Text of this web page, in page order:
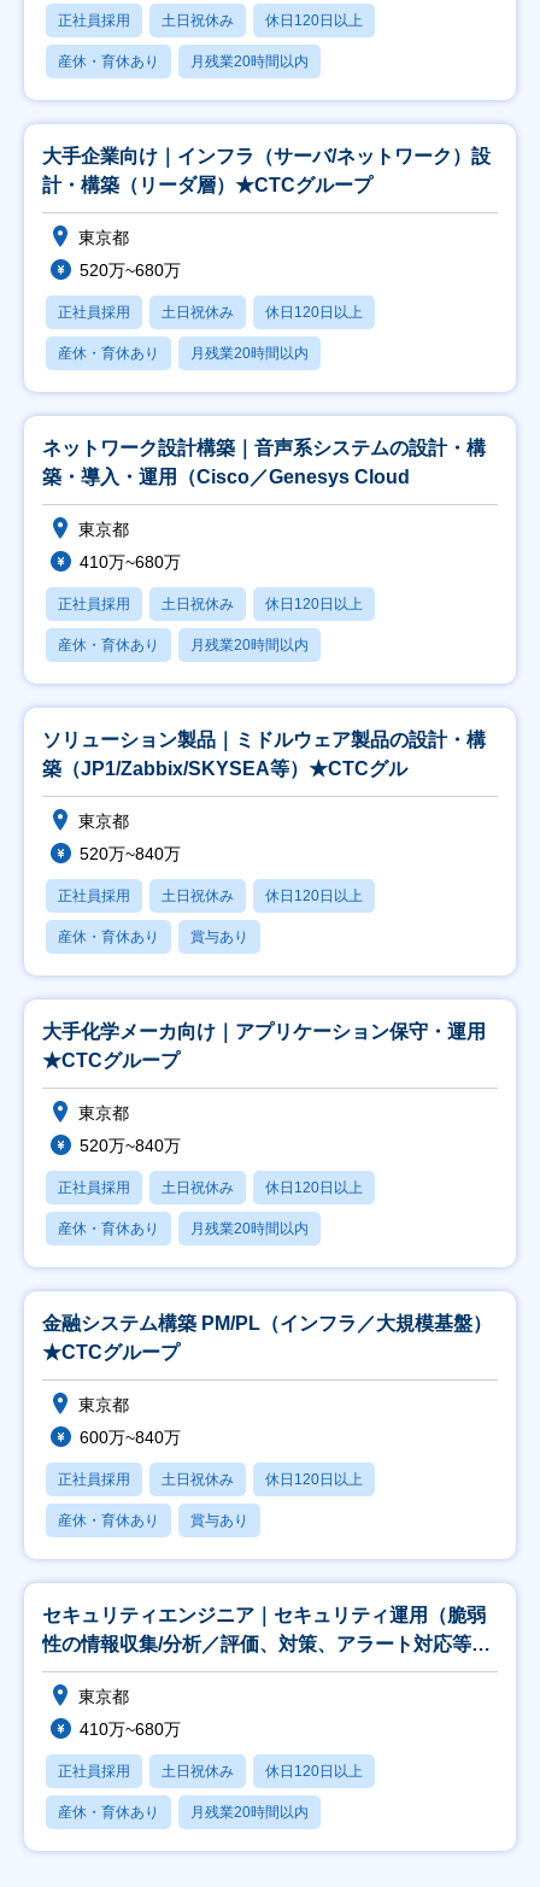
正社員採用 土日祝休み 休日120日以上
産休・育休あり 月残業20時間以内
大手企業向け｜インフラ（サーバ/ネットワーク）設
計・構築（リーダ層）★CTCグループ
東京都
520万~680万
正社員採用 土日祝休み 休日120日以上
産休・育休あり 月残業20時間以内
ネットワーク設計構築｜音声系システムの設計・構
築・導入・運用（Cisco／Genesys Cloud
東京都
410万~680万
正社員採用 土日祝休み 休日120日以上
産休・育休あり 月残業20時間以内
ソリューション製品｜ミドルウェア製品の設計・構
築（JP1/Zabbix/SKYSEA等）★CTCグル
東京都
520万~840万
正社員採用 土日祝休み 休日120日以上
産休・育休あり 賞与あり
大手化学メーカ向け｜アプリケーション保守・運用
★CTCグループ
東京都
520万~840万
正社員採用 土日祝休み 休日120日以上
産休・育休あり 月残業20時間以内
金融システム構築 PM/PL（インフラ／大規模基盤）
★CTCグループ
東京都
600万~840万
正社員採用 土日祝休み 休日120日以上
産休・育休あり 賞与あり
セキュリティエンジニア｜セキュリティ運用（脆弱
性の情報収集/分析／評価、対策、アラート対応等）
★CT
東京都
410万~680万
正社員採用 土日祝休み 休日120日以上
産休・育休あり 月残業20時間以内